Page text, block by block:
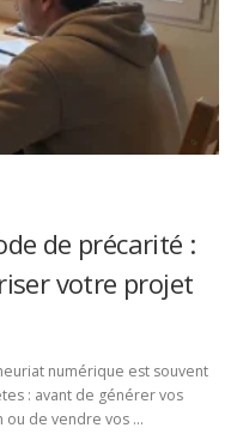
de précarité :
votre projet
numérique est souvent
: avant de générer vos
ou de vendre vos …